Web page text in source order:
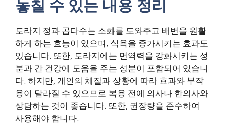
놓칠 수 있는 내용 정리
도라지 정과 곱다수는 소화를 도와주고 배변을 원활
하게 하는 효능이 있으며, 식욕을 증가시키는 효과도
있습니다. 또한, 도라지에는 면역력을 강화시키는 성
분과 간 건강에 도움을 주는 성분이 포함되어 있습니
다. 하지만, 개인의 체질과 상황에 따라 효과와 부작
용이 달라질 수 있으므로 복용 전에 의사나 한의사와
상담하는 것이 좋습니다. 또한, 권장량을 준수하여
사용해야 합니다.